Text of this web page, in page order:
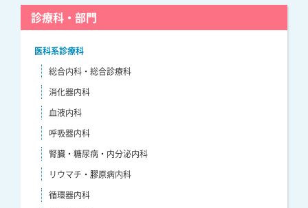
診療科・部門
医科系診療科
総合内科・総合診療科
消化器内科
血液内科
呼吸器内科
腎臓・糖尿病・内分泌内科
リウマチ・膠原病内科
循環器内科